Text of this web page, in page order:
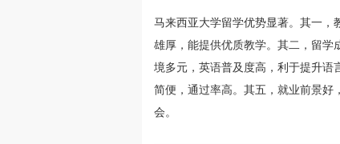
马来西亚大学留学优势显著。其一，
雄厚，能提供优质教学。其二，留学
境多元，英语普及度高，利于提升语
简便，通过率高。其五，就业前景好
会。